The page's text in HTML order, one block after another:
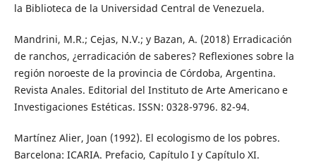
la Biblioteca de la Universidad Central de Venezuela.
Mandrini, M.R.; Cejas, N.V.; y Bazan, A. (2018) Erradicación
de ranchos, ¿erradicación de saberes? Reflexiones sobre la
región noroeste de la provincia de Córdoba, Argentina.
Revista Anales. Editorial del Instituto de Arte Americano e
Investigaciones Estéticas. ISSN: 0328-9796. 82-94.
Martínez Alier, Joan (1992). El ecologismo de los pobres.
Barcelona: ICARIA. Prefacio, Capítulo I y Capítulo XI.